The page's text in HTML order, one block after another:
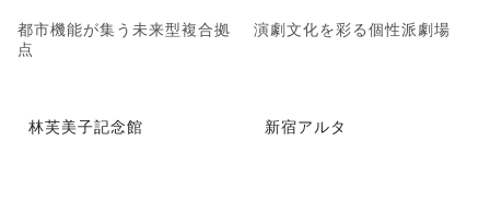
都市機能が集う未来型複合拠
点
演劇文化を彩る個性派劇場
林芙美子記念館 新宿アルタ